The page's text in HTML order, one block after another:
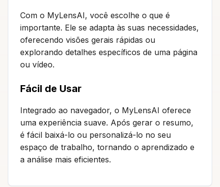
Com o MyLensAI, você escolhe o que é
importante. Ele se adapta às suas necessidades,
oferecendo visões gerais rápidas ou
explorando detalhes específicos de uma página
ou vídeo.
Fácil de Usar
Integrado ao navegador, o MyLensAI oferece
uma experiência suave. Após gerar o resumo,
é fácil baixá-lo ou personalizá-lo no seu
espaço de trabalho, tornando o aprendizado e
a análise mais eficientes.